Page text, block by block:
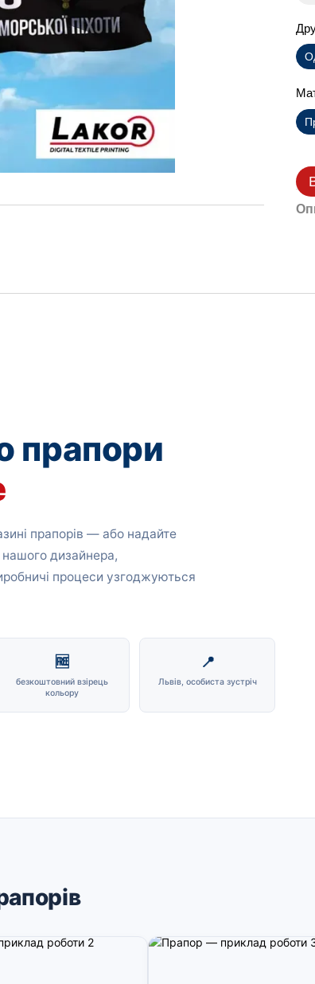
прапори
прапорів — або надайте
дизайнера,
процеси узгоджуються
🆓
безкоштовний взірець
кольору
📍
Львів, особиста зустріч